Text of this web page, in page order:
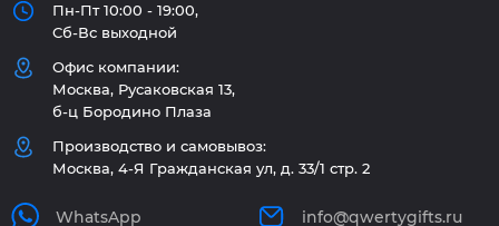
Пн-Пт 10:00 - 19:00,
Сб-Вс выходной
Офис компании:
Москва, Русаковская 13,
б-ц Бородино Плаза
Производство и самовывоз:
Москва, 4-Я Гражданская ул, д. 33/1 стр. 2
WhatsApp info@qwertygifts.ru